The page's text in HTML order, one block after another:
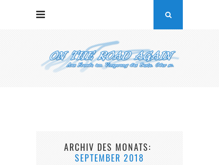
ARCHIV DES MONATS
SEPTEMBER 2018